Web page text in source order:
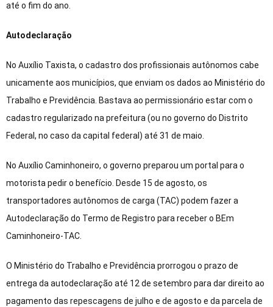
até o fim do ano.
Autodeclaração
No Auxílio Taxista, o cadastro dos profissionais autônomos cabe
unicamente aos municípios, que enviam os dados ao Ministério do
Trabalho e Previdência. Bastava ao permissionário estar com o
cadastro regularizado na prefeitura (ou no governo do Distrito
Federal, no caso da capital federal) até 31 de maio.
No Auxílio Caminhoneiro, o governo preparou um portal para o
motorista pedir o benefício. Desde 15 de agosto, os
transportadores autônomos de carga (TAC) podem fazer a
Autodeclaração do Termo de Registro para receber o BEm
Caminhoneiro-TAC.
O Ministério do Trabalho e Previdência prorrogou o prazo de
entrega da autodeclaração até 12 de setembro para dar direito ao
pagamento das repescagens de julho e de agosto e da parcela de